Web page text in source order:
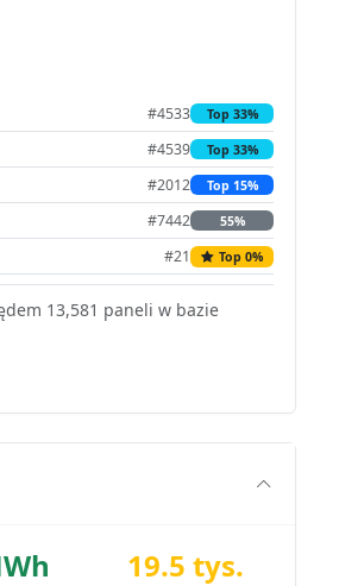
#4533 Top 33%
#4539 Top 33%
#2012 Top 15%
#7442 55%
#21 Top 0%
13,581 paneli w bazie
19.5 tys.